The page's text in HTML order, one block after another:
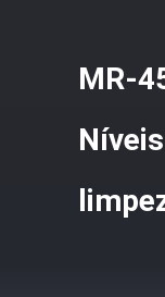
MR-